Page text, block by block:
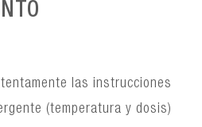
las instrucciones
(temperatura y dosis)